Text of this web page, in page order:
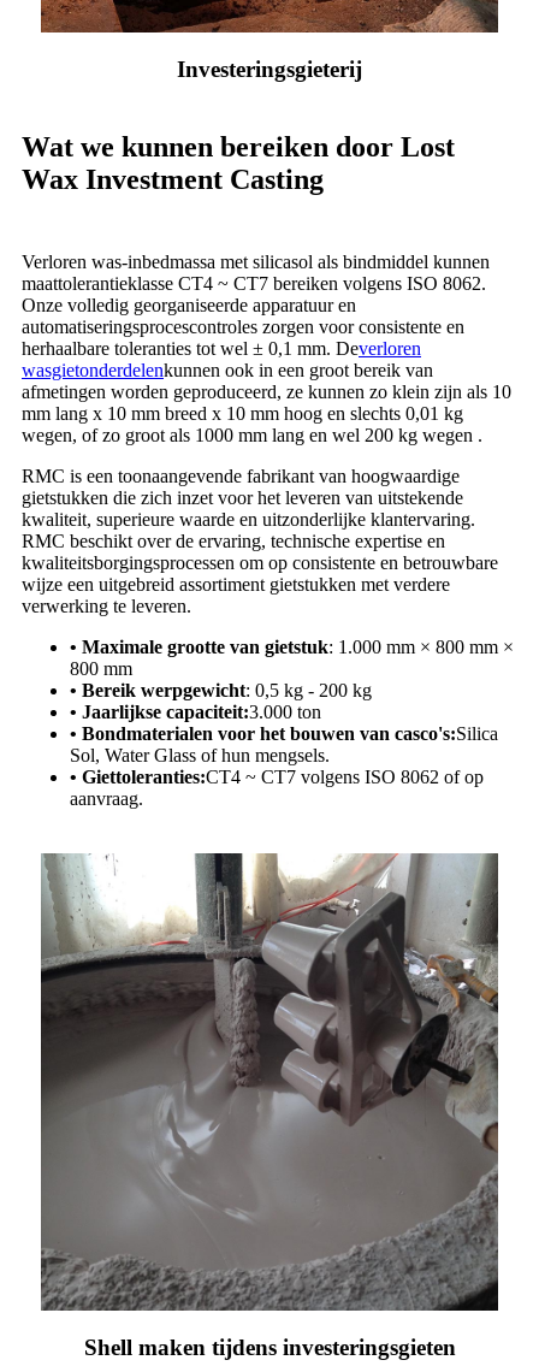
Investeringsgieterij
Wat we kunnen bereiken door Lost
Wax Investment Casting
Verloren was-inbedmassa met silicasol als bindmiddel kunnen
maattolerantieklasse CT4 ~ CT7 bereiken volgens ISO 8062.
Onze volledig georganiseerde apparatuur en
automatiseringsprocescontroles zorgen voor consistente en
herhaalbare toleranties tot wel ± 0,1 mm. Deverloren
wasgietonderdelenkunnen ook in een groot bereik van
afmetingen worden geproduceerd, ze kunnen zo klein zijn als 10
mm lang x 10 mm breed x 10 mm hoog en slechts 0,01 kg
wegen, of zo groot als 1000 mm lang en wel 200 kg wegen .
RMC is een toonaangevende fabrikant van hoogwaardige
gietstukken die zich inzet voor het leveren van uitstekende
kwaliteit, superieure waarde en uitzonderlijke klantervaring.
RMC beschikt over de ervaring, technische expertise en
kwaliteitsborgingsprocessen om op consistente en betrouwbare
wijze een uitgebreid assortiment gietstukken met verdere
verwerking te leveren.
• Maximale grootte van gietstuk: 1.000 mm × 800 mm ×
800 mm
• Bereik werpgewicht: 0,5 kg - 200 kg
• Jaarlijkse capaciteit:3.000 ton
• Bondmaterialen voor het bouwen van casco's:Silica
Sol, Water Glass of hun mengsels.
• Giettoleranties:CT4 ~ CT7 volgens ISO 8062 of op
aanvraag.
Shell maken tijdens investeringsgieten